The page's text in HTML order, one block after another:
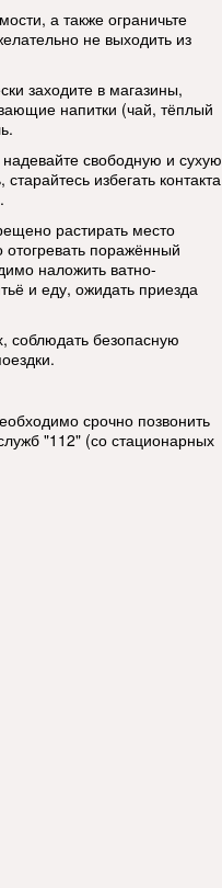
а также ограничьте
не выходить из
заходите в магазины,
напитки (чай, тёплый
свободную и сухую
избегать контакта
растирать место
поражённый
наложить ватно-
и еду, ожидать приезда
соблюдать безопасную
срочно позвонить
"112" (со стационарных